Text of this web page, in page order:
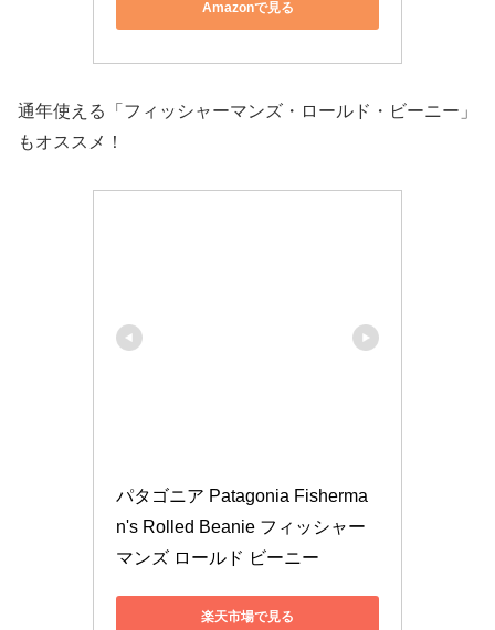
Amazonで見る
通年使える「フィッシャーマンズ・ロールド・ビーニー」
もオススメ！
パタゴニア Patagonia Fisherma
n's Rolled Beanie フィッシャー
マンズ ロールド ビーニー
楽天市場で見る